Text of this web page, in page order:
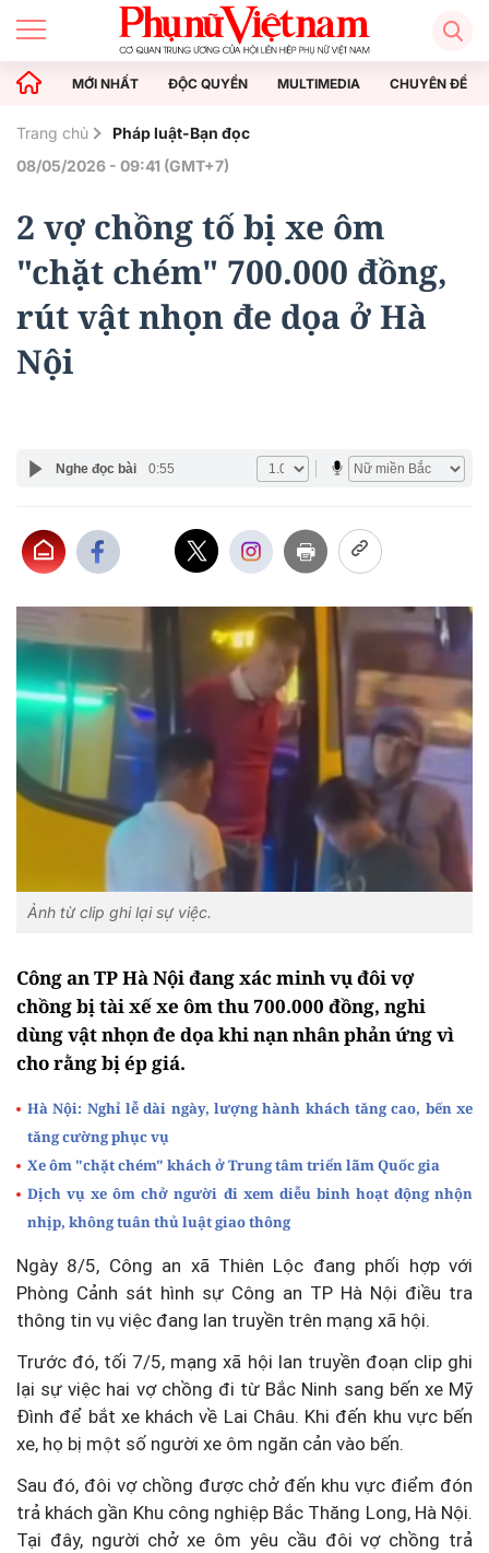
MỚI NHẤT ĐỘC QUYỀN MULTIMEDIA CHUYÊN ĐỀ
Trang chủ
Pháp luật-Bạn đọc
08/05/2026 - 09:41 (GMT+7)
2 vợ chồng tố bị xe ôm
"chặt chém" 700.000 đồng,
rút vật nhọn đe dọa ở Hà
Nội
Nghe đọc bài 0:55
Ảnh từ clip ghi lại sự việc.
Công an TP Hà Nội đang xác minh vụ đôi vợ
chồng bị tài xế xe ôm thu 700.000 đồng, nghi
dùng vật nhọn đe dọa khi nạn nhân phản ứng vì
cho rằng bị ép giá.
Hà Nội: Nghỉ lễ dài ngày, lượng hành khách tăng cao, bến xe
tăng cường phục vụ
Xe ôm "chặt chém" khách ở Trung tâm triển lãm Quốc gia
Dịch vụ xe ôm chở người đi xem diễu binh hoạt động nhộn
nhịp, không tuân thủ luật giao thông
Ngày 8/5, Công an xã Thiên Lộc đang phối hợp với
Phòng Cảnh sát hình sự Công an TP Hà Nội điều tra
thông tin vụ việc đang lan truyền trên mạng xã hội.
Trước đó, tối 7/5, mạng xã hội lan truyền đoạn clip ghi
lại sự việc hai vợ chồng đi từ Bắc Ninh sang bến xe Mỹ
Đình để bắt xe khách về Lai Châu. Khi đến khu vực bến
xe, họ bị một số người xe ôm ngăn cản vào bến.
Sau đó, đôi vợ chồng được chở đến khu vực điểm đón
trả khách gần Khu công nghiệp Bắc Thăng Long, Hà Nội.
Tại đây, người chở xe ôm yêu cầu đôi vợ chồng trả